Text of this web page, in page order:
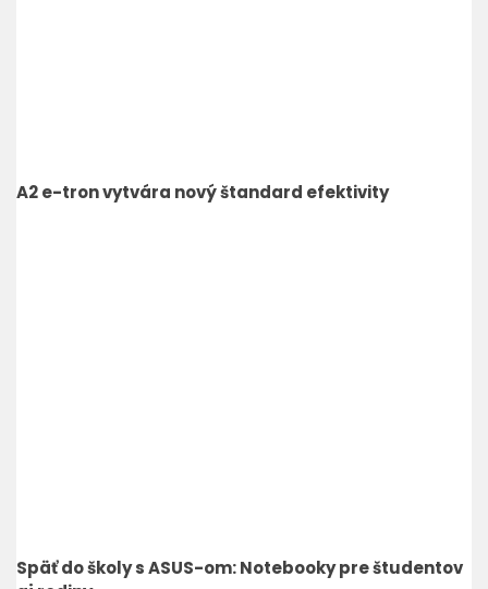
A2 e-tron vytvára nový štandard efektivity
Späť do školy s ASUS-om: Notebooky pre študentov